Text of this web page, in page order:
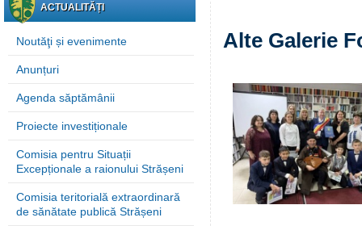
ACTUALITĂȚI
Noutăţi și evenimente
Anunțuri
Agenda săptămânii
Proiecte investiționale
Comisia pentru Situații
Excepționale a raionului Strășeni
Comisia teritorială extraordinară
de sănătate publică Strășeni
Alte Galerie